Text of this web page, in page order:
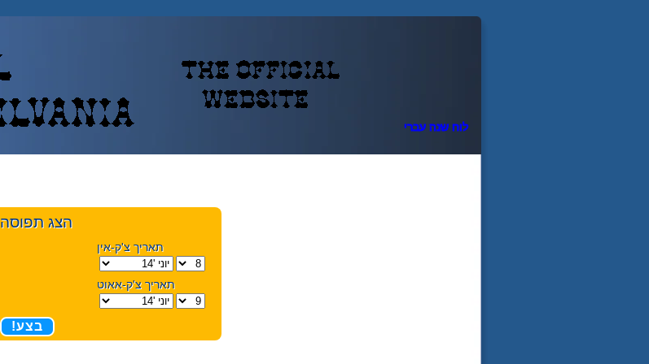
ירבע הנש חול
הצג תפוסה
תאריך צ'ק-אין
תאריך צ'ק-אאוט
בצע!